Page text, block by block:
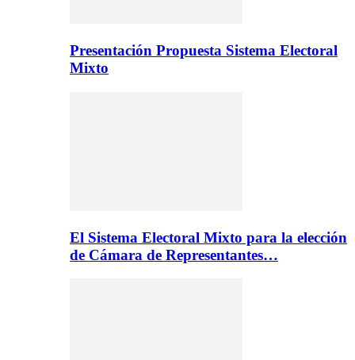
Presentación Propuesta Sistema Electoral
Mixto
El Sistema Electoral Mixto para la elección
de Cámara de Representantes…